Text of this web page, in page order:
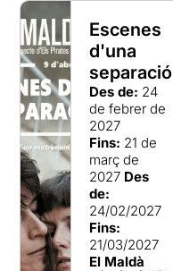
Escenes
d'una
separació
Des de: 24
de febrer de
2027
Fins: 21 de
març de
2027 Des
de:
24/02/2027
Fins:
21/03/2027
El Maldà